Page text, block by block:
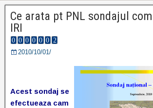
Ce arata pt PNL sondajul
IRI
2010/10/01/
Acest sondaj se
efectueaza cam